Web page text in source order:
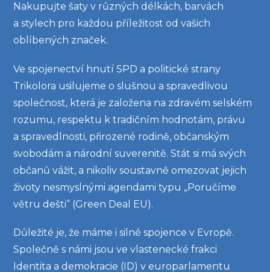
Nakupujte šaty v různých délkách, barvách
a stylech pro každou příležitost od vašich
oblíbených značek.
Ve spojenectví hnutí SPD a politické strany
Trikolora usilujeme o slušnou a spravedlivou
společnost, která je založena na zdravém selském
rozumu, respektu k tradičním hodnotám, právu
a spravedlnosti, přirozené rodině, občanským
svobodám a národní suverenitě. Stát si má svých
občanů vážit, a nikoliv soustavně omezovat jejich
životy nesmyslnými agendami typu „Poručíme
větru dešti“ (Green Deal EU).
Důležité je, že máme i silné spojence v Evropě.
Společně s námi jsou ve vlastenecké frakci
Identita a demokracie (ID) v europarlamentu